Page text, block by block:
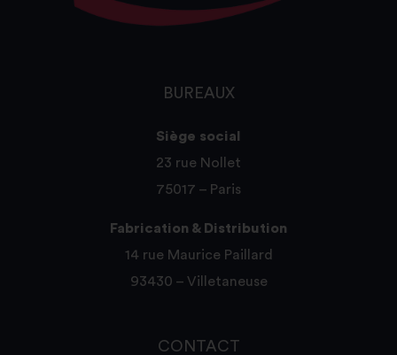
BUREAUX
Siège social
23 rue Nollet
75017 – Paris
Fabrication & Distribution
14 rue Maurice Paillard
93430 – Villetaneuse
CONTACT